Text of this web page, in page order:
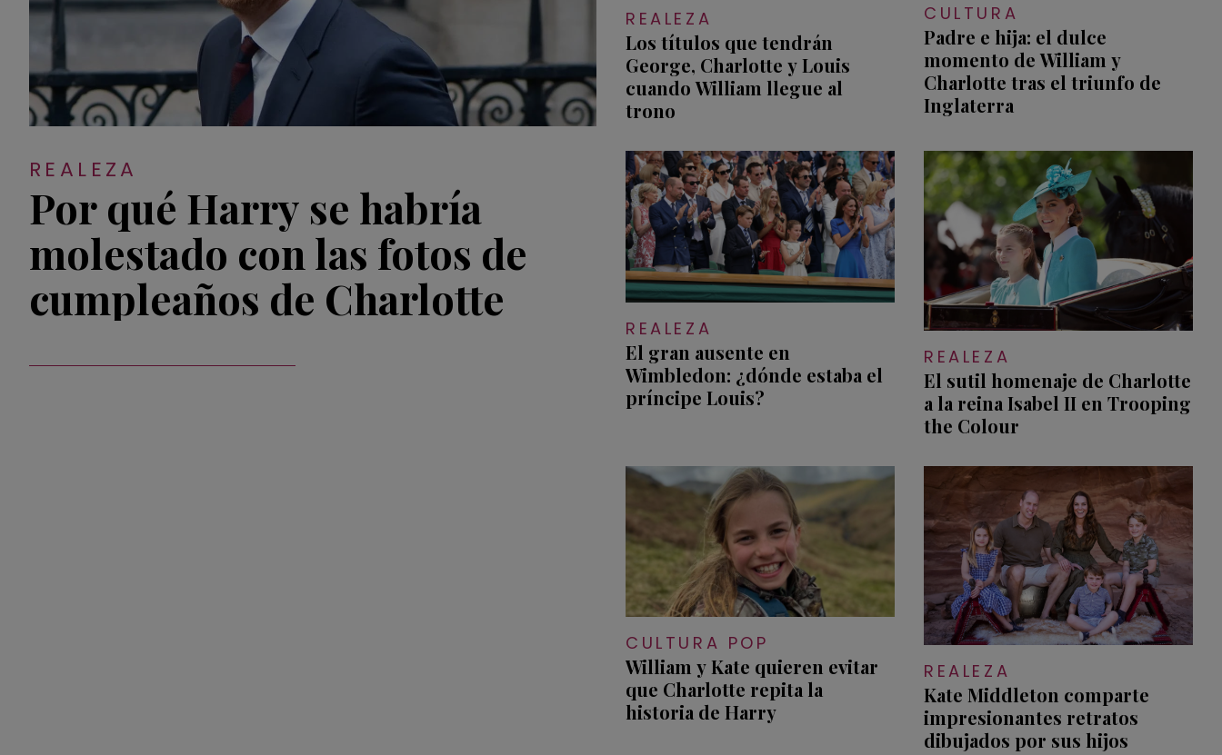
REALEZA
Por qué Harry se habría
molestado con las fotos de
cumpleaños de Charlotte
REALEZA
Los títulos que tendrán
George, Charlotte y Louis
cuando William llegue al
trono
CULTURA
Padre e hija: el dulce
momento de William y
Charlotte tras el triunfo de
Inglaterra
REALEZA
El gran ausente en
Wimbledon: ¿dónde estaba el
príncipe Louis?
REALEZA
El sutil homenaje de Charlotte
a la reina Isabel II en Trooping
the Colour
CULTURA POP
William y Kate quieren evitar
que Charlotte repita la
historia de Harry
REALEZA
Kate Middleton comparte
impresionantes retratos
dibujados por sus hijos